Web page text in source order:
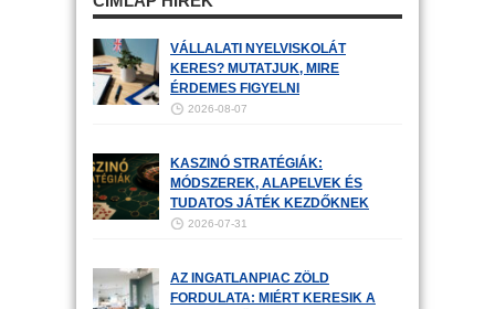
VÁLLALATI NYELVISKOLÁT
KERES? MUTATJUK, MIRE
ÉRDEMES FIGYELNI
2026-08-07
KASZINÓ STRATÉGIÁK:
MÓDSZEREK, ALAPELVEK ÉS
TUDATOS JÁTÉK KEZDŐKNEK
2026-07-31
AZ INGATLANPIAC ZÖLD
FORDULATA: MIÉRT KERESIK A